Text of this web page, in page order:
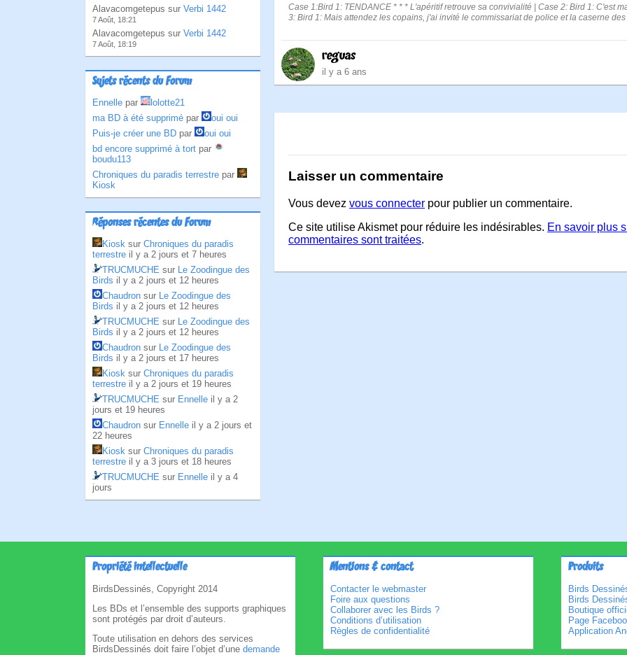
Alavacomgetepus sur Verbi 1442
7 Août, 18:21
Alavacomgetepus sur Verbi 1442
7 Août, 18:19
Sujets récents du Forum
Ennelle par
lolotte21
ma BD à été supprimé par
oui oui
Puis-je créer une BD par
oui oui
bd encore supprimé à tort par
boudu113
Chroniques du paradis terrestre par
Kiosk
Réponses récentes du Forum
Kiosk sur Chroniques du paradis
terrestre il y a 2 jours et 7 heures
TRUCMUCHE sur Le Zoodingue des
Birds il y a 2 jours et 12 heures
Chaudron sur Le Zoodingue des
Birds il y a 2 jours et 12 heures
TRUCMUCHE sur Le Zoodingue des
Birds il y a 2 jours et 12 heures
Chaudron sur Le Zoodingue des
Birds il y a 2 jours et 17 heures
Kiosk sur Chroniques du paradis
terrestre il y a 2 jours et 19 heures
TRUCMUCHE sur Ennelle il y a 2
jours et 19 heures
Chaudron sur Ennelle il y a 2 jours et
22 heures
Kiosk sur Chroniques du paradis
terrestre il y a 3 jours et 18 heures
TRUCMUCHE sur Ennelle il y a 4
jours
Case 1:Bird 1: TENDANCE * * * L'apéritif retrouve sa convivialité | Case 2: Bird 1: C'est
3: Bird 1: Mais attendez les copains, j'ai invité le commissariat de police et la caserne
reguas
il y a 6 ans
Laisser un commentaire
Vous devez vous connecter pour publier un commentaire.
Ce site utilise Akismet pour réduire les indésirables. En savoir plus
commentaires sont traitées.
Propriété intellectuelle
BirdsDessinés, Copyright 2014
Les BDs et l’ensemble des supports graphiques
sont protégés par droit d’auteurs.
Toute utilisation en dehors des services
BirdsDessinés doit faire l’objet d’une demande
Mentions & contact
Contacter le webmaster
Foire aux questions
Collaborer avec les Birds ?
Conditions d’utilisation
Règles de confidentialité
Produits
Birds
Birds
Boutique
Page
Application